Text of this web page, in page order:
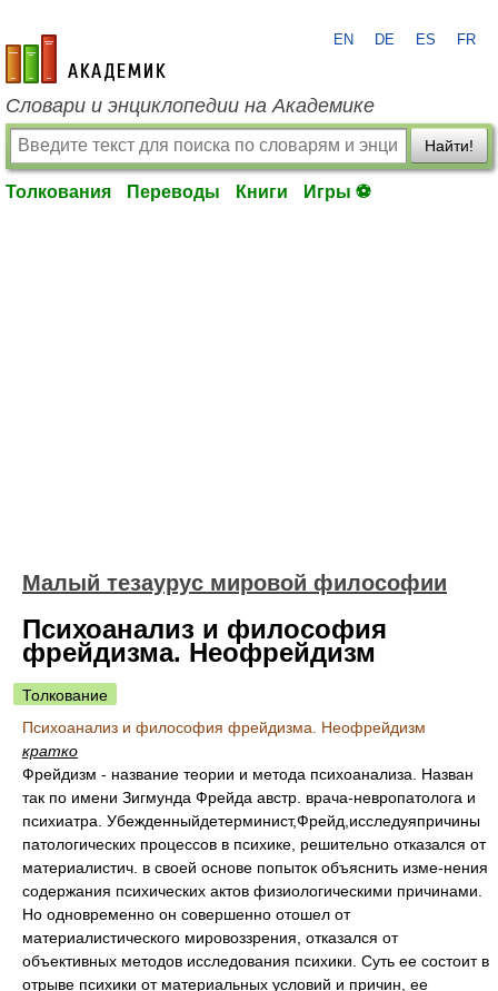
academic.ru
EN DE ES FR
Словари и энциклопедии на Академике
Найти!
Толкования Переводы Книги Игры ⚽
Малый тезаурус мировой философии
Психоанализ и философия
фрейдизма. Неофрейдизм
Толкование
Психоанализ и философия фрейдизма. Неофрейдизм
кратко
Фрейдизм - название теории и метода психоанализа. Назван
так по имени Зигмунда Фрейда австр. врача-невропатолога и
психиатра. Убежденныйдетерминист,Фрейд,исследуяпричины
патологических процессов в психике, решительно отказался от
материалистич. в своей основе попыток объяснить изме-нения
содержания психических актов физиологическими причинами.
Но одновременно он совершенно отошел от
материалистического мировоззрения, отказался от
объективных методов исследования психики. Суть ее состоит в
отрыве психики от материальных условий и причин, ее